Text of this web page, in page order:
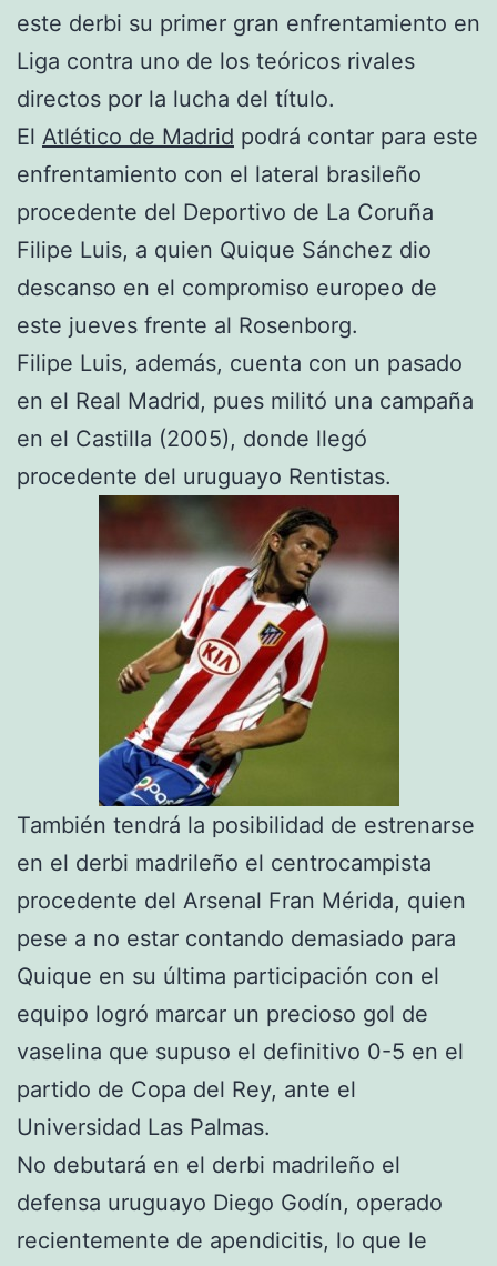
este derbi su primer gran enfrentamiento en
Liga contra uno de los teóricos rivales
directos por la lucha del título.
El Atlético de Madrid podrá contar para este
enfrentamiento con el lateral brasileño
procedente del Deportivo de La Coruña
Filipe Luis, a quien Quique Sánchez dio
descanso en el compromiso europeo de
este jueves frente al Rosenborg.
Filipe Luis, además, cuenta con un pasado
en el Real Madrid, pues militó una campaña
en el Castilla (2005), donde llegó
procedente del uruguayo Rentistas.
También tendrá la posibilidad de estrenarse
en el derbi madrileño el centrocampista
procedente del Arsenal Fran Mérida, quien
pese a no estar contando demasiado para
Quique en su última participación con el
equipo logró marcar un precioso gol de
vaselina que supuso el definitivo 0-5 en el
partido de Copa del Rey, ante el
Universidad Las Palmas.
No debutará en el derbi madrileño el
defensa uruguayo Diego Godín, operado
recientemente de apendicitis, lo que le